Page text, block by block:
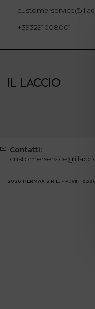
+393291008001
IL LACCIO
Contatti:
2026 HERMAX S.R.L. - P.iva :